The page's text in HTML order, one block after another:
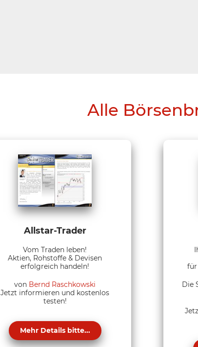
Alle
Allstar-Trader
Vom Traden leben!
Aktien, Rohstoffe & Devisen
erfolgreich handeln!
von Bernd Raschkowski
Jetzt informieren und kostenlos
testen!
Mehr Details bitte...
Die